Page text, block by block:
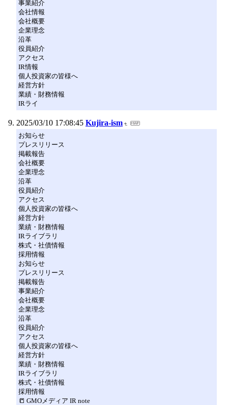
事業紹介
会社情報
会社概要
企業理念
沿革
役員紹介
アクセス
IR情報
個人投資家の皆様へ
経営方針
業績・財務情報
IRライ
2025/03/10 17:08:45 Kujira-ism
お知らせ
プレスリリース
掲載報告
会社概要
企業理念
沿革
役員紹介
アクセス
個人投資家の皆様へ
経営方針
業績・財務情報
IRライブラリ
株式・社債情報
採用情報
お知らせ
プレスリリース
掲載報告
事業紹介
会社概要
企業理念
沿革
役員紹介
アクセス
個人投資家の皆様へ
経営方針
業績・財務情報
IRライブラリ
株式・社債情報
採用情報
📒 GMOメディア IR note